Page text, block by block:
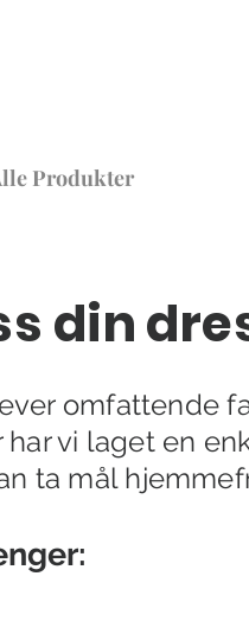
Produkter
din
omfattende
vi laget en
ta mål